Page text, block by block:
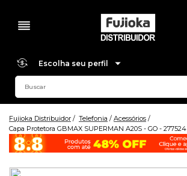
Escolha seu perfil
Fujioka Distribuidor Telefonia
Acessórios
Capa Protetora GBMAX SUPERMAN A20S - GO - 277524